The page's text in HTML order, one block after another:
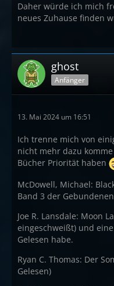
Daher würde ich mich
neues Zuhause finden
ghost
Anfänger
13. Mai 2024 um 16:51
Ich trenne mich von
nicht mehr dazu
Bücher Priorität haben
McDowell, Michael:
Band 3 der
Joe R. Lansdale: Moon
eingeschweißt) und
Gelesen habe.
Ryan C. Thomas: Der
Gelesen)